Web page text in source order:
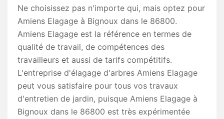
Ne choisissez pas n'importe qui, mais optez pour
Amiens Elagage à Bignoux dans le 86800.
Amiens Elagage est la référence en termes de
qualité de travail, de compétences des
travailleurs et aussi de tarifs compétitifs.
L'entreprise d'élagage d'arbres Amiens Elagage
peut vous satisfaire pour tous vos travaux
d'entretien de jardin, puisque Amiens Elagage à
Bignoux dans le 86800 est très expérimentée